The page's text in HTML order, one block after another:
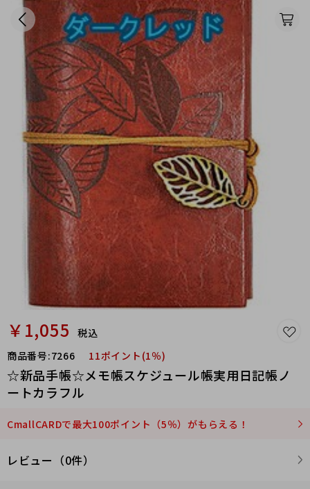
￥1,055
税込
商品番号:7266 11ポイント(1％)
☆新品手帳☆メモ帳スケジュール帳実用日記帳ノ
ートカラフル
CmallCARDで最大100ポイント（5％）がもらえる！
レビュー（0件）